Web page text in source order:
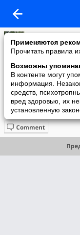
Применяются
Прочитать правила
Возможны
В контенте могут
информация.
средств,
вред здоровью, их
установленную
Жасминка
added a photo
08 Dec в 18:52
Comment